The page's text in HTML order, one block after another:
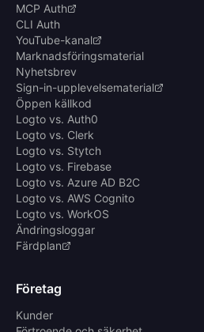
MCP Auth
CLI Auth
YouTube-kanal
Marknadsföringsmaterial
Nyhetsbrev
Sign-in-upplevelsematerial
Öppen källkod
Logto vs. Auth0
Logto vs. Clerk
Logto vs. Stytch
Logto vs. Firebase
Logto vs. Azure AD B2C
Logto vs. AWS Cognito
Logto vs. WorkOS
Ändringsloggar
Färdplan
Företag
Kunder